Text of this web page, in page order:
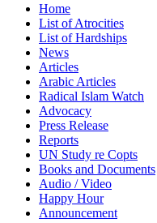
Home
List of Atrocities
List of Hardships
News
Articles
Arabic Articles
Radical Islam Watch
Advocacy
Press Release
Reports
UN Study re Copts
Books and Documents
Audio / Video
Happy Hour
Announcement